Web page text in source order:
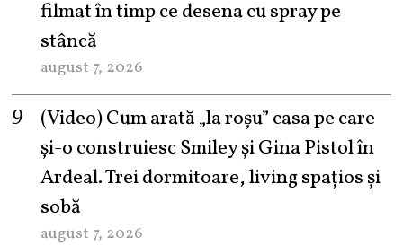
filmat în timp ce desena cu spray pe
stâncă
august 7, 2026
(Video) Cum arată „la roşu” casa pe care
şi-o construiesc Smiley şi Gina Pistol în
Ardeal. Trei dormitoare, living spațios și
sobă
august 7, 2026